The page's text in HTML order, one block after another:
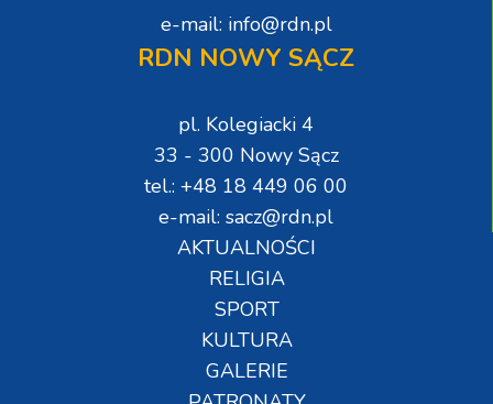
e-mail: info@rdn.pl
RDN NOWY SĄCZ
pl. Kolegiacki 4
33 - 300 Nowy Sącz
tel.: +48 18 449 06 00
e-mail: sacz@rdn.pl
AKTUALNOŚCI
RELIGIA
SPORT
KULTURA
GALERIE